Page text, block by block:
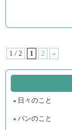
1 / 2 1 2 »
日々のこと
パンのこと